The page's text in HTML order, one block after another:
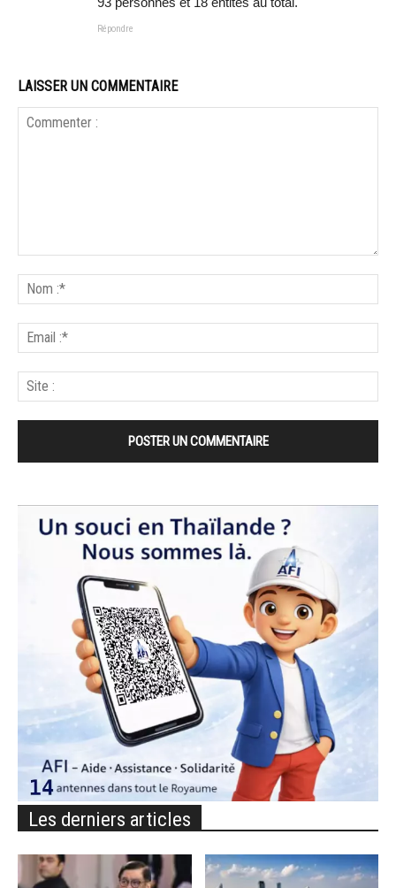
Répondre
LAISSER UN COMMENTAIRE
Les derniers articles